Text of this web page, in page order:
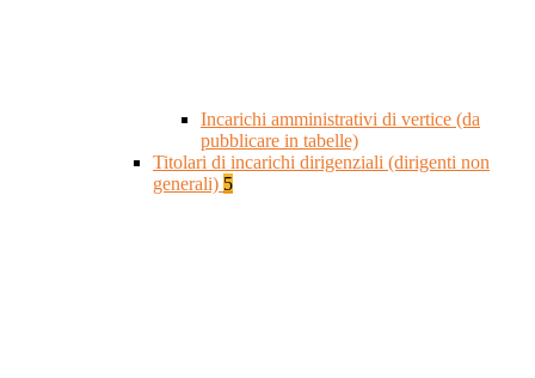
Incarichi amministrativi di vertice (da
pubblicare in tabelle)
Titolari di incarichi dirigenziali (dirigenti non
generali) 5